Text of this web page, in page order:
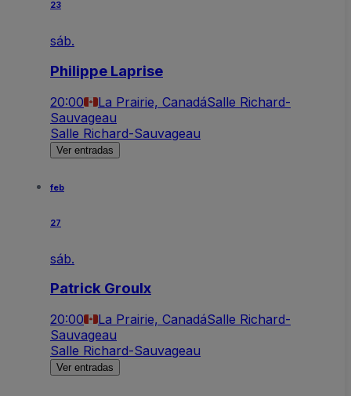
23
sáb.
Philippe Laprise
20:00 La Prairie, CanadáSalle Richard-
Sauvageau
Salle Richard-Sauvageau
Ver entradas
feb
27
sáb.
Patrick Groulx
20:00 La Prairie, CanadáSalle Richard-
Sauvageau
Salle Richard-Sauvageau
Ver entradas